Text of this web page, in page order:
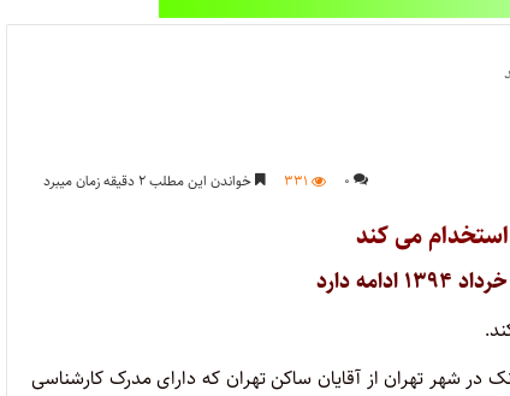
۰ ۳۳۱ خواندن این مطلب ۲ دقیقه زمان میبرد
می کند
در شهر تهران از آقایان ساکن تهران که دارای مدرک کارشناسی